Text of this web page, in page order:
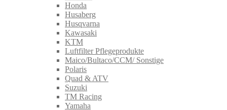
Honda
Husaberg
Husqvarna
Kawasaki
KTM
Luftfilter Pflegeprodukte
Maico/Bultaco/CCM/ Sonstige
Polaris
Quad & ATV
Suzuki
TM Racing
Yamaha